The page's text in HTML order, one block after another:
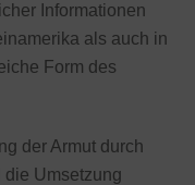
Informationen
als auch in
Form des
der Armut durch
Umsetzung